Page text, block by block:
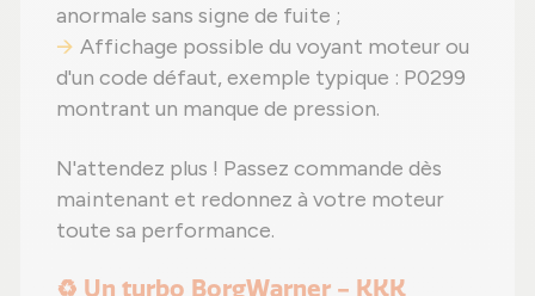
anormale sans signe de fuite ;
Affichage possible du voyant moteur ou
d'un code défaut, exemple typique : P0299
montrant un manque de pression.
N'attendez plus ! Passez commande dès
maintenant et redonnez à votre moteur
toute sa performance.
♻️ Un turbo BorgWarner - KKK